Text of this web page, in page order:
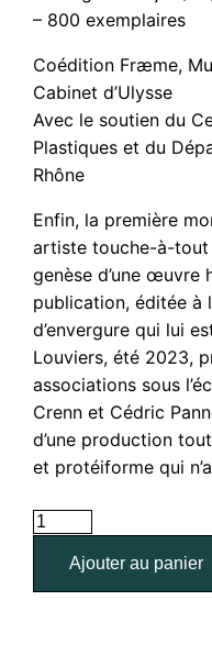
– 800 exemplaires
Coédition Fræme,
Cabinet d’Ulysse
Avec le soutien du
Plastiques et du
Rhône
Enfin, la première
artiste touche-à-tout
genèse d’une œuvre
publication, éditée à
d’envergure qui lui
Louviers, été 2023,
associations sous
Crenn et Cédric
d’une production
et protéiforme qui
quantité
Claude
Ajouter au panier